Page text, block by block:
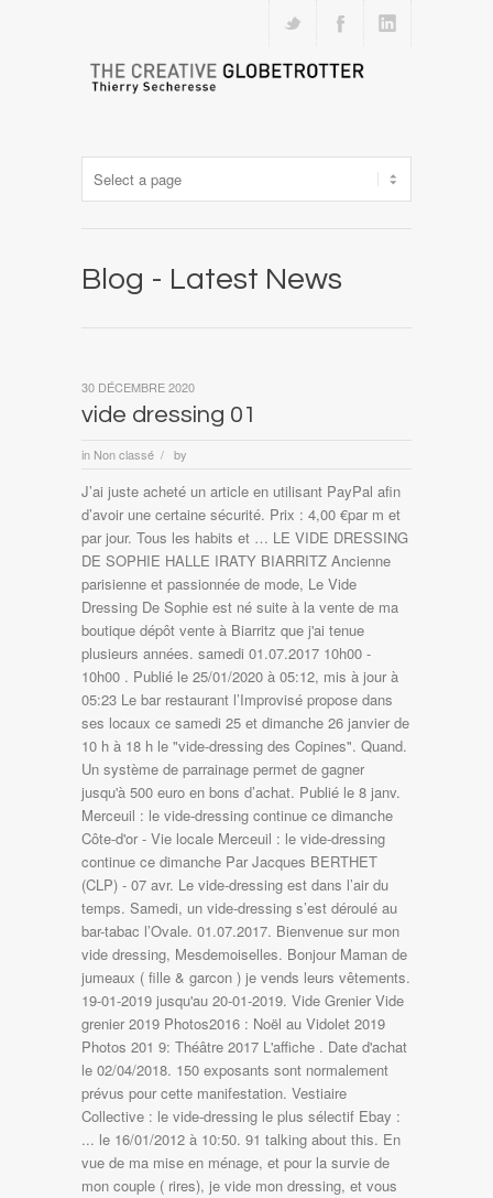
Blog - Latest News
vide dressing 01
in Non classé / by
30 DÉCEMBRE 2020
J’ai juste acheté un article en utilisant PayPal afin
d’avoir une certaine sécurité. Prix : 4,00 €par m et
par jour. Tous les habits et … LE VIDE DRESSING
DE SOPHIE HALLE IRATY BIARRITZ Ancienne
parisienne et passionnée de mode, Le Vide
Dressing De Sophie est né suite à la vente de ma
boutique dépôt vente à Biarritz que j'ai tenue
plusieurs années. samedi 01.07.2017 10h00 -
10h00 . Publié le 25/01/2020 à 05:12, mis à jour à
05:23 Le bar restaurant l’Improvisé propose dans
ses locaux ce samedi 25 et dimanche 26 janvier de
10 h à 18 h le "vide-dressing des Copines". Quand.
Un système de parrainage permet de gagner
jusqu'à 500 euro en bons d’achat. Publié le 8 janv.
Merceuil : le vide-dressing continue ce dimanche
Côte-d'or - Vie locale Merceuil : le vide-dressing
continue ce dimanche Par Jacques BERTHET
(CLP) - 07 avr. Le vide-dressing est dans l’air du
temps. Samedi, un vide-dressing s’est déroulé au
bar-tabac l’Ovale. 01.07.2017. Bienvenue sur mon
vide dressing, Mesdemoiselles. Bonjour Maman de
jumeaux ( fille & garcon ) je vends leurs vêtements.
19-01-2019 jusqu'au 20-01-2019. Vide Grenier Vide
grenier 2019 Photos2016 : Noël au Vidolet 2019
Photos 201 9: Théâtre 2017 L'affiche . Date d'achat
le 02/04/2018. 150 exposants sont normalement
prévus pour cette manifestation. Vestiaire
Collective : le vide-dressing le plus sélectif Ebay :
... le 16/01/2012 à 10:50. 91 talking about this. En
vue de ma mise en ménage, et pour la survie de
mon couple ( rires), je vide mon dressing, et vous